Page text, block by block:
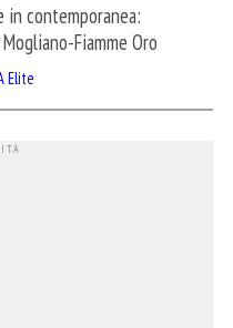
contemporanea:
Fiamme Oro
Elite